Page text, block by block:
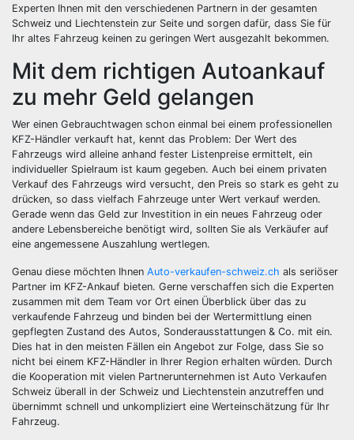
Experten Ihnen mit den verschiedenen Partnern in der gesamten
Schweiz und Liechtenstein zur Seite und sorgen dafür, dass Sie für
Ihr altes Fahrzeug keinen zu geringen Wert ausgezahlt bekommen.
Mit dem richtigen Autoankauf
zu mehr Geld gelangen
Wer einen Gebrauchtwagen schon einmal bei einem professionellen
KFZ-Händler verkauft hat, kennt das Problem: Der Wert des
Fahrzeugs wird alleine anhand fester Listenpreise ermittelt, ein
individueller Spielraum ist kaum gegeben. Auch bei einem privaten
Verkauf des Fahrzeugs wird versucht, den Preis so stark es geht zu
drücken, so dass vielfach Fahrzeuge unter Wert verkauf werden.
Gerade wenn das Geld zur Investition in ein neues Fahrzeug oder
andere Lebensbereiche benötigt wird, sollten Sie als Verkäufer auf
eine angemessene Auszahlung wertlegen.
Genau diese möchten Ihnen Auto-verkaufen-schweiz.ch als seriöser
Partner im KFZ-Ankauf bieten. Gerne verschaffen sich die Experten
zusammen mit dem Team vor Ort einen Überblick über das zu
verkaufende Fahrzeug und binden bei der Wertermittlung einen
gepflegten Zustand des Autos, Sonderausstattungen & Co. mit ein.
Dies hat in den meisten Fällen ein Angebot zur Folge, dass Sie so
nicht bei einem KFZ-Händler in Ihrer Region erhalten würden. Durch
die Kooperation mit vielen Partnerunternehmen ist Auto Verkaufen
Schweiz überall in der Schweiz und Liechtenstein anzutreffen und
übernimmt schnell und unkompliziert eine Werteinschätzung für Ihr
Fahrzeug.